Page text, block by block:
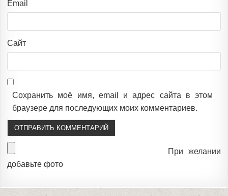
Email
Сайт
Сохранить моё имя, email и адрес сайта в этом
браузере для последующих моих комментариев.
При желании
добавьте фото